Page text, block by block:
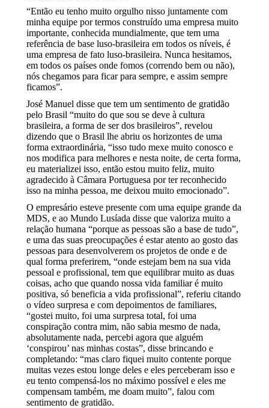
“Então eu tenho muito orgulho nisso juntamente com
minha equipe por termos construído uma empresa muito
importante, conhecida mundialmente, que tem uma
referência de base luso-brasileira em todos os níveis, é
uma empresa de fato luso-brasileira. Nunca hesitamos,
em todos os países onde fomos (correndo bem ou não),
nós chegamos para ficar para sempre, e assim sempre
ficamos”.
José Manuel disse que tem um sentimento de gratidão
pelo Brasil “muito do que sou se deve à cultura
brasileira, a forma de ser dos brasileiros”, revelou
dizendo que o Brasil lhe abriu os horizontes de uma
forma extraordinária, “isso tudo mexe muito conosco e
nos modifica para melhores e nesta noite, de certa forma,
eu materializei isso, então estou muito feliz, muito
agradecido à Câmara Portuguesa por ter reconhecido
isso na minha pessoa, me deixou muito emocionado”.
O empresário esteve presente com uma equipe grande da
MDS, e ao Mundo Lusíada disse que valoriza muito a
relação humana “porque as pessoas são a base de tudo”,
e uma das suas preocupações é estar atento ao gosto das
pessoas para desenvolverem os projetos de onde e de
qual forma preferirem, “onde estejam bem na sua vida
pessoal e profissional, tem que equilibrar muito as duas
coisas, acho que quando nossa vida familiar é muito
positiva, só beneficia a vida profissional”, referiu citando
o vídeo surpresa e com depoimentos de familiares,
“gostei muito, foi uma surpresa total, foi uma
conspiração contra mim, não sabia mesmo de nada,
absolutamente nada, percebi agora que alguém
‘conspirou’ nas minhas costas”, disse brincando e
completando: “mas claro fiquei muito contente porque
muitas vezes estou longe deles e eles perceberam isso e
eu tento compensá-los no máximo possível e eles me
compensam também, me doam muito”, falou com
sentimento de gratidão.